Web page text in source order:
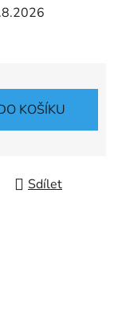
KOŠÍKU
Sdílet